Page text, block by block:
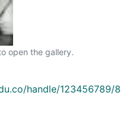
open the gallery.
handle/123456789/8